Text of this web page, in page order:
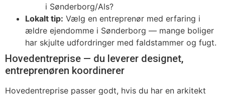
i Sønderborg/Als?
Lokalt tip: Vælg en entreprenør med erfaring i
ældre ejendomme i Sønderborg — mange boliger
har skjulte udfordringer med faldstammer og fugt.
Hovedentreprise — du leverer designet,
entreprenøren koordinerer
Hovedentreprise passer godt, hvis du har en arkitekt